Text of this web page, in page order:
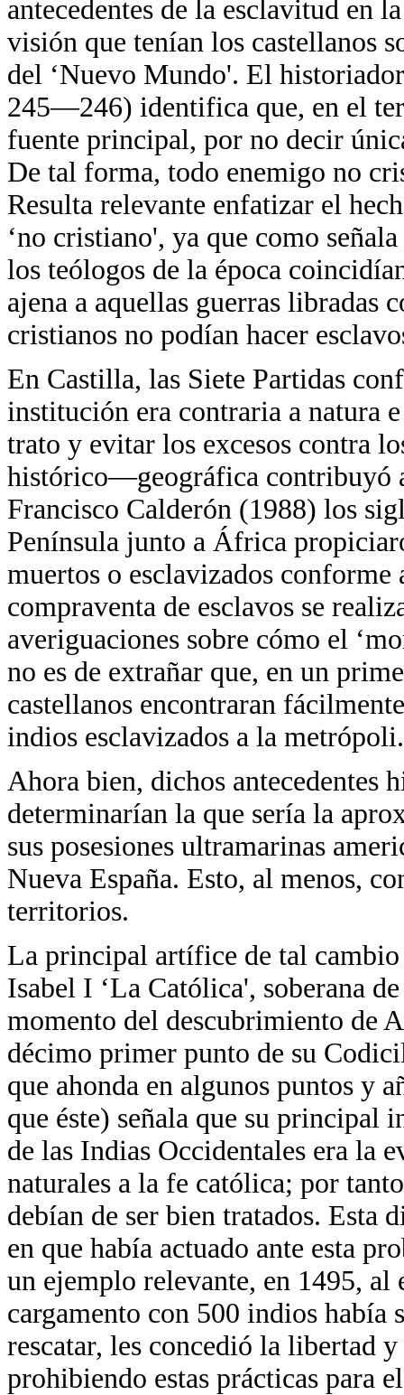
antecedentes de la esclavitud en
visión que tenían los castellanos
del ‘Nuevo Mundo'. El
245—246) identifica que, en el
fuente principal, por no decir
De tal forma, todo enemigo no
Resulta relevante enfatizar el
‘no cristiano', ya que como
los teólogos de la época
ajena a aquellas guerras libradas
cristianos no podían hacer
En Castilla, las Siete Partidas
institución era contraria a natura
trato y evitar los excesos contra
histórico—geográfica contribuyó
Francisco Calderón (1988) los
Península junto a África
muertos o esclavizados
compraventa de esclavos se
averiguaciones sobre cómo el
no es de extrañar que, en un
castellanos encontraran
indios esclavizados a la metrópoli.
Ahora bien, dichos
determinarían la que sería la
sus posesiones ultramarinas
Nueva España. Esto, al menos,
territorios.
La principal artífice de tal cambio
Isabel I ‘La Católica', soberana
momento del descubrimiento de
décimo primer punto de su
que ahonda en algunos puntos y
que éste) señala que su principal
de las Indias Occidentales era la
naturales a la fe católica; por
debían de ser bien tratados. Esta
en que había actuado ante esta
un ejemplo relevante, en 1495, al
cargamento con 500 indios
rescatar, les concedió la libertad
prohibiendo estas prácticas para